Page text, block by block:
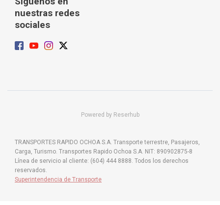
nuestras redes
sociales
Powered by Reserhub
TRANSPORTES RAPIDO OCHOA S.A. Transporte terrestre, Pasajeros,
Carga, Turismo. Transportes Rapido Ochoa S.A. NIT: 890902875-8
Línea de servicio al cliente: (604) 444 8888. Todos los derechos
reservados.
Superintendencia de Transporte